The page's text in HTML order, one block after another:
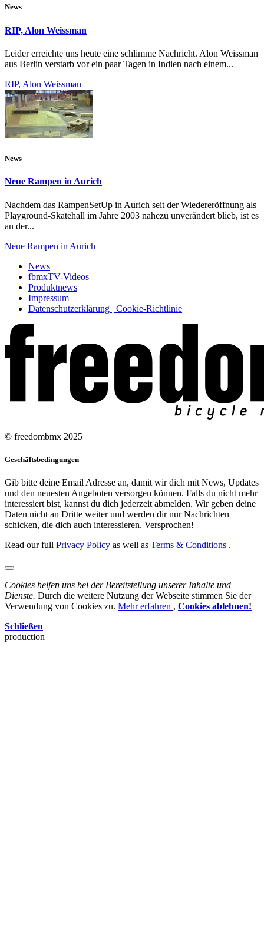
News
RIP, Alon Weissman
Leider erreichte uns heute eine schlimme Nachricht. Alon Weissman
aus Berlin verstarb vor ein paar Tagen in Indien nach einem...
RIP, Alon Weissman
News
Neue Rampen in Aurich
Nachdem das RampenSetUp in Aurich seit der Wiedereröffnung als
Playground-Skatehall im Jahre 2003 nahezu unverändert blieb, ist es
an der...
Neue Rampen in Aurich
News
fbmxTV-Videos
Produktnews
Impressum
Datenschutzerklärung | Cookie-Richtlinie
© freedombmx 2025
Geschäftsbedingungen
Gib bitte deine Email Adresse an, damit wir dich mit News, Updates
und den neuesten Angeboten versorgen können. Falls du nicht mehr
interessiert bist, kannst du dich jederzeit abmelden. Wir geben deine
Daten nicht an Dritte weiter und werden dir nur Nachrichten
schicken, die dich auch interessieren. Versprochen!
Read our full Privacy Policy as well as Terms & Conditions .
Cookies helfen uns bei der Bereitstellung unserer Inhalte und
Dienste. Durch die weitere Nutzung der Webseite stimmen Sie der
Verwendung von Cookies zu. Mehr erfahren , Cookies ablehnen!
Schließen
production